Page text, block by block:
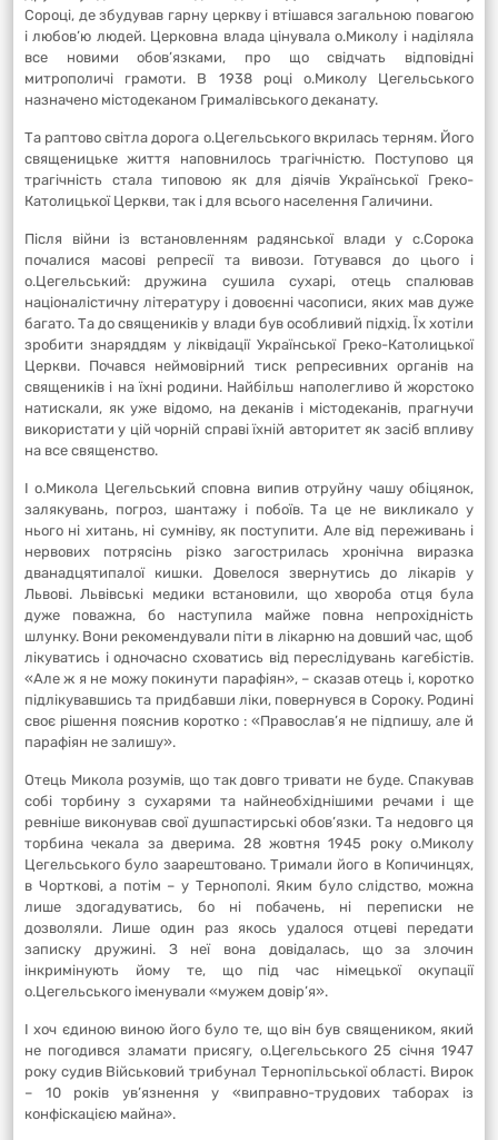
Сороці, де збудував гарну церкву і втішався загальною повагою
і любов’ю людей. Церковна влада цінувала о.Миколу і наділяла
все новими обов’язками, про що свідчать відповідні
митрополичі грамоти. В 1938 році о.Миколу Цегельського
назначено містодеканом Грималівського деканату.
Та раптово світла дорога о.Цегельського вкрилась терням. Його
священицьке життя наповнилось трагічністю. Поступово ця
трагічність стала типовою як для діячів Української Греко-
Католицької Церкви, так і для всього населення Галичини.
Після війни із встановленням радянської влади у с.Сорока
почалися масові репресії та вивози. Готувався до цього і
о.Цегельський: дружина сушила сухарі, отець спалював
націоналістичну літературу і довоєнні часописи, яких мав дуже
багато. Та до священиків у влади був особливий підхід. Їх хотіли
зробити знаряддям у ліквідації Української Греко-Католицької
Церкви. Почався неймовірний тиск репресивних органів на
священиків і на їхні родини. Найбільш наполегливо й жорстоко
натискали, як уже відомо, на деканів і містодеканів, прагнучи
використати у цій чорній справі їхній авторитет як засіб впливу
на все священство.
І о.Микола Цегельський сповна випив отруйну чашу обіцянок,
залякувань, погроз, шантажу і побоїв. Та це не викликало у
нього ні хитань, ні сумніву, як поступити. Але від переживань і
нервових потрясінь різко загострилась хронічна виразка
дванадцятипалої кишки. Довелося звернутись до лікарів у
Львові. Львівські медики встановили, що хвороба отця була
дуже поважна, бо наступила майже повна непрохідність
шлунку. Вони рекомендували піти в лікарню на довший час, щоб
лікуватись і одночасно сховатись від переслідувань кагебістів.
«Але ж я не можу покинути парафіян», – сказав отець і, коротко
підлікувавшись та придбавши ліки, повернувся в Сороку. Родині
своє рішення пояснив коротко : «Православ’я не підпишу, але й
парафіян не залишу».
Отець Микола розумів, що так довго тривати не буде. Спакував
собі торбину з сухарями та найнеобхіднішими речами і ще
ревніше виконував свої душпастирські обов’язки. Та недовго ця
торбина чекала за дверима. 28 жовтня 1945 року о.Миколу
Цегельського було заарештовано. Тримали його в Копичинцях,
в Чорткові, а потім – у Тернополі. Яким було слідство, можна
лише здогадуватись, бо ні побачень, ні переписки не
дозволяли. Лише один раз якось удалося отцеві передати
записку дружині. З неї вона довідалась, що за злочин
інкримінують йому те, що під час німецької окупації
о.Цегельського іменували «мужем довір’я».
І хоч єдиною виною його було те, що він був священиком, який
не погодився зламати присягу, о.Цегельського 25 січня 1947
року судив Військовий трибунал Тернопільської області. Вирок
– 10 років ув’язнення у «виправно-трудових таборах із
конфіскацією майна».